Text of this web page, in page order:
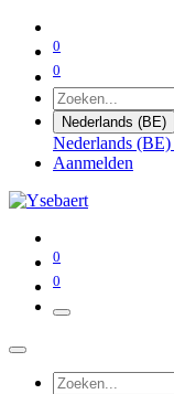
0
0
Nederlands (BE)
Nederlands (BE)
Aanmelden
0
0